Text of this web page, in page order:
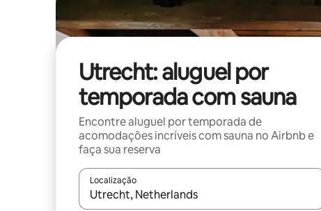
Utrecht: aluguel por
temporada com sauna
Encontre aluguel por temporada de
acomodações incríveis com sauna no Airbnb e
faça sua reserva
Localização
Quando os resultados estiverem disponíveis,